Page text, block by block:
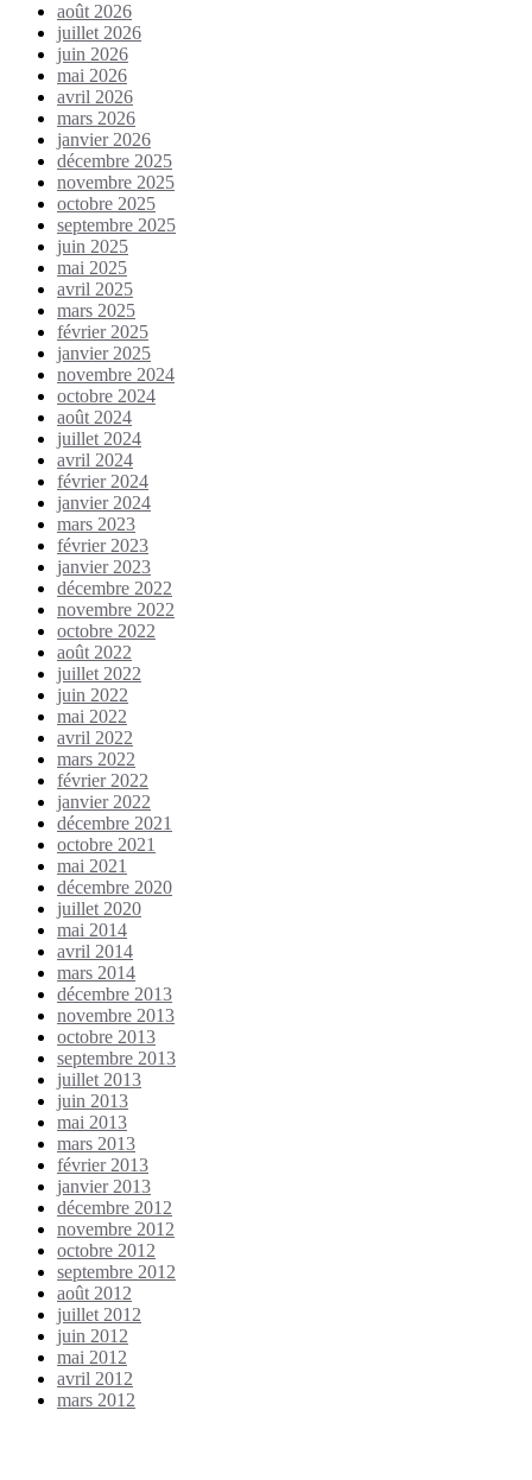
août 2026
juillet 2026
juin 2026
mai 2026
avril 2026
mars 2026
janvier 2026
décembre 2025
novembre 2025
octobre 2025
septembre 2025
juin 2025
mai 2025
avril 2025
mars 2025
février 2025
janvier 2025
novembre 2024
octobre 2024
août 2024
juillet 2024
avril 2024
février 2024
janvier 2024
mars 2023
février 2023
janvier 2023
décembre 2022
novembre 2022
octobre 2022
août 2022
juillet 2022
juin 2022
mai 2022
avril 2022
mars 2022
février 2022
janvier 2022
décembre 2021
octobre 2021
mai 2021
décembre 2020
juillet 2020
mai 2014
avril 2014
mars 2014
décembre 2013
novembre 2013
octobre 2013
septembre 2013
juillet 2013
juin 2013
mai 2013
mars 2013
février 2013
janvier 2013
décembre 2012
novembre 2012
octobre 2012
septembre 2012
août 2012
juillet 2012
juin 2012
mai 2012
avril 2012
mars 2012